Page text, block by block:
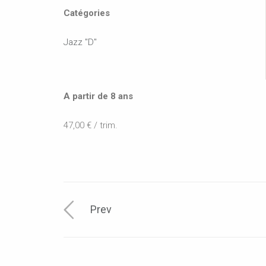
Catégories
Jazz "D"
A partir de 8 ans
47,00 € / trim.
Prev